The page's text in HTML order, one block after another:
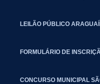
LEILÃO PÚBLICO
FORMULÁRIO DE
CONCURSO MUNICIPAL